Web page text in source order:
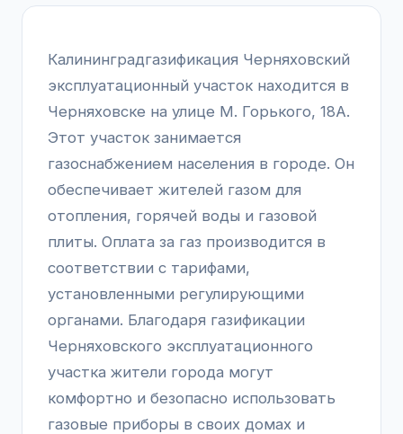
Калининградгазификация Черняховский
эксплуатационный участок находится в
Черняховске на улице М. Горького, 18А.
Этот участок занимается
газоснабжением населения в городе. Он
обеспечивает жителей газом для
отопления, горячей воды и газовой
плиты. Оплата за газ производится в
соответствии с тарифами,
установленными регулирующими
органами. Благодаря газификации
Черняховского эксплуатационного
участка жители города могут
комфортно и безопасно использовать
газовые приборы в своих домах и